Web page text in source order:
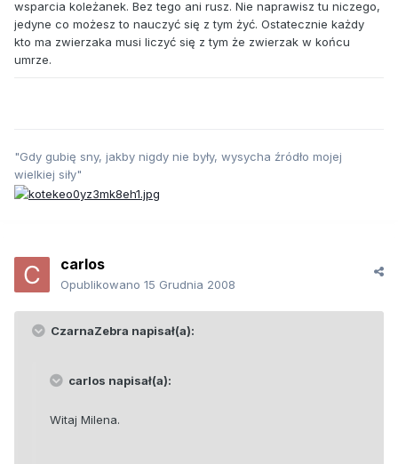
wsparcia koleżanek. Bez tego ani rusz. Nie naprawisz tu niczego,
jedyne co możesz to nauczyć się z tym żyć. Ostatecznie każdy
kto ma zwierzaka musi liczyć się z tym że zwierzak w końcu
umrze.
"Gdy gubię sny, jakby nigdy nie były, wysycha źródło mojej
wielkiej siły"
carlos
Opublikowano 15 Grudnia 2008
CzarnaZebra napisał(a):
carlos napisał(a):
Witaj Milena.